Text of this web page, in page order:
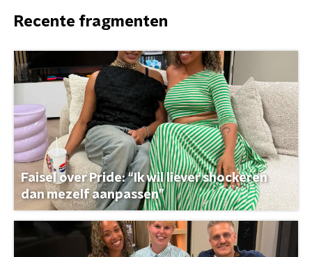
Recente fragmenten
Faisel over Pride: “Ik wil liever shockeren
dan mezelf aanpassen”